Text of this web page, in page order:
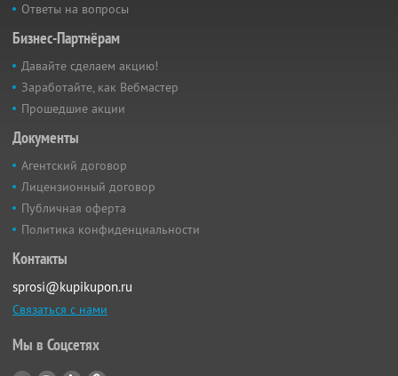
Ответы на вопросы
Бизнес-Партнёрам
Давайте сделаем акцию!
Заработайте, как Вебмастер
Прошедшие акции
Документы
Агентский договор
Лицензионный договор
Публичная оферта
Политика конфиденциальности
Контакты
sprosi@kupikupon.ru
Связаться с нами
Мы в Соцсетях